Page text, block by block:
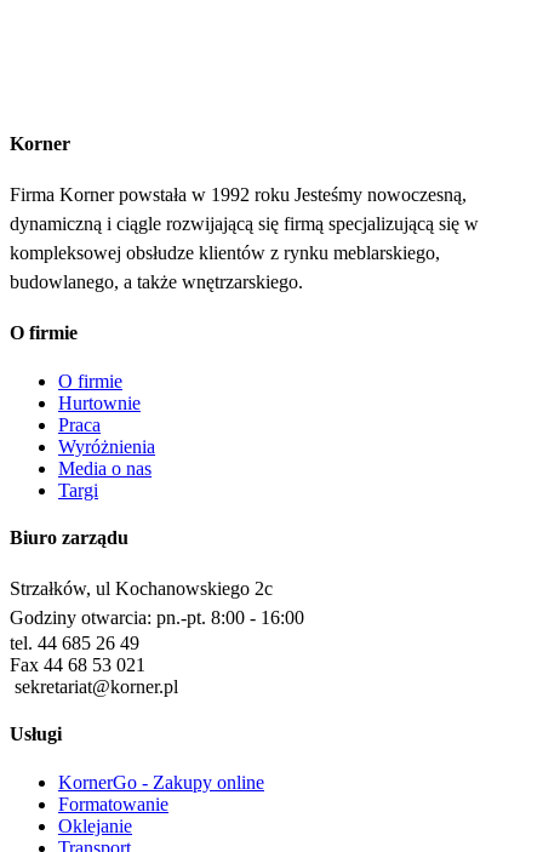
Korner
Firma Korner powstała w 1992 roku Jesteśmy nowoczesną,
dynamiczną i ciągle rozwijającą się firmą specjalizującą się w
kompleksowej obsłudze klientów z rynku meblarskiego,
budowlanego, a także wnętrzarskiego.
O firmie
O firmie
Hurtownie
Praca
Wyróżnienia
Media o nas
Targi
Biuro zarządu
Strzałków, ul Kochanowskiego 2c
Godziny otwarcia: pn.-pt. 8:00 - 16:00
tel. 44 685 26 49
Fax 44 68 53 021
sekretariat@korner.pl
Usługi
KornerGo - Zakupy online
Formatowanie
Oklejanie
Transport